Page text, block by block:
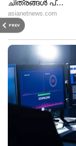
PREV